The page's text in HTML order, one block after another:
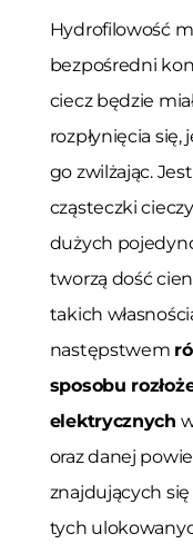
Hydrofilowość
bezpośredni
ciecz będzie
rozpłynięcia
go zwilżając.
cząsteczki
dużych
tworzą dość
takich
następstwem
sposobu
elektrycznych
oraz danej
znajdujących
tych